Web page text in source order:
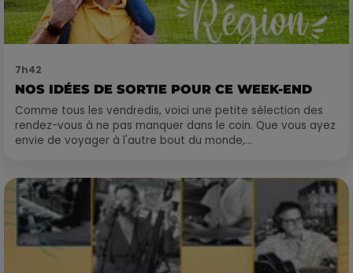
7h42
NOS IDÉES DE SORTIE POUR CE WEEK-END
Comme tous les vendredis, voici une petite sélection des
rendez-vous à ne pas manquer dans le coin. Que vous ayez
envie de voyager à l'autre bout du monde,...